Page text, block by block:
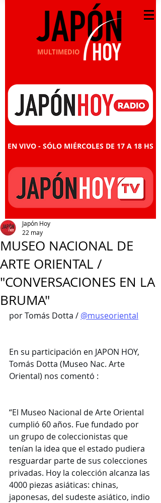
MULTIMEDIO
EN VIVO - SÓLO MIÉRCOLES DE 17 A 18 HS
MUSEO NACIONAL DE
ARTE ORIENTAL /
"CONVERSACIONES EN LA
BRUMA"
Japón Hoy
22 may
por Tomás Dotta / @museoriental
En su participación en JAPON HOY,
Tomás Dotta (Museo Nac. Arte
Oriental) nos comentó :
“El Museo Nacional de Arte Oriental
cumplió 60 años. Fue fundado por
un grupo de coleccionistas que
tenían la idea que el estado pudiera
resguardar parte de sus colecciones
privadas. Hoy la colección alcanza las
4000 piezas asiáticas: chinas,
japonesas, del sudeste asiático, indio